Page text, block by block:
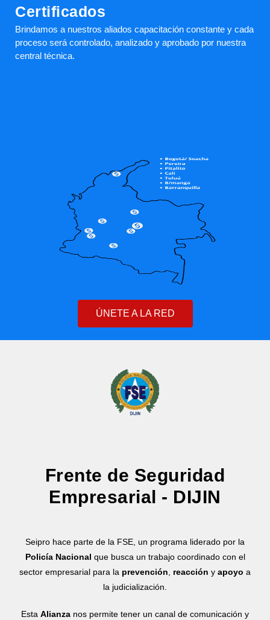
Certificados
Brindamos a nuestros aliados capacitación constante y cada
proceso será controlado, analizado y aprobado por nuestra
central técnica.
ÚNETE A LA RED
Frente de Seguridad
Empresarial - DIJIN
Seipro hace parte de la FSE, un programa liderado por la
Policía Nacional que busca un trabajo coordinado con el
sector empresarial para la prevención reacción y apoyo a
la judicialización.
Esta Alianza nos permite tener un canal de comunicación y